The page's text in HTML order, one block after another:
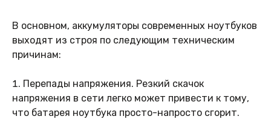
В основном, аккумуляторы современных ноутбуков
выходят из строя по следующим техническим
причинам:
Перепады напряжения. Резкий скачок
напряжения в сети легко может привести к тому,
что батарея ноутбука просто-напросто сгорит.